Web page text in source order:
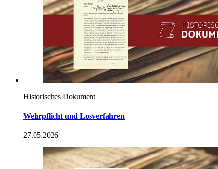
Historisches Dokument
Wehrpflicht und Losverfahren
27.05.2026